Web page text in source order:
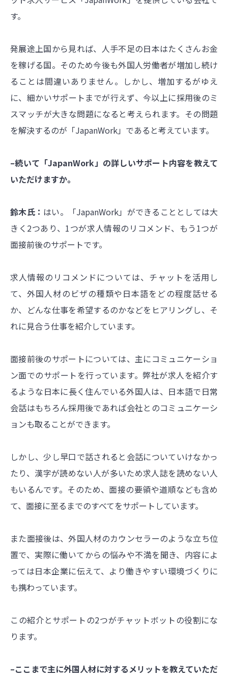
す。
発展途上国から見れば、人手不足の日本はたくさんお金
を稼げる国。そのため今後も外国人労働者が増加し続け
ることは間違いありません。しかし、増加するがゆえ
に、細かいサポートまでが行えず、今以上に採用後のミ
スマッチが大きな問題になると考えられます。その問題
を解決するのが「JapanWork」であると考えています。
–続いて「JapanWork」の詳しいサポート内容を教えて
いただけますか。
鈴木氏： はい。「JapanWork」ができることとしては大
きく2つあり、1つが求人情報のリコメンド、もう1つが
面接前後のサポートです。
求人情報のリコメンドについては、チャットを活用し
て、外国人材のビザの種類や日本語をどの程度話せる
か、どんな仕事を希望するのかなどをヒアリングし、そ
れに見合う仕事を紹介しています。
面接前後のサポートについては、主にコミュニケーショ
ン面でのサポートを行っています。弊社が求人を紹介す
るような日本に長く住んでいる外国人は、日本語で日常
会話はもちろん採用後であれば会社とのコミュニケーシ
ョンも取ることができます。
しかし、少し早口で話されると会話についていけなかっ
たり、漢字が読めない人が多いため求人誌を読めない人
もいるんです。そのため、面接の要領や道順なども含め
て、面接に至るまでのすべてをサポートしています。
また面接後は、外国人材のカウンセラーのような立ち位
置で、実際に働いてからの悩みや不満を聞き、内容によ
っては日本企業に伝えて、より働きやすい環境づくりに
も携わっています。
この紹介とサポートの2つがチャットボットの役割にな
ります。
–ここまで主に外国人材に対するメリットを教えていただ